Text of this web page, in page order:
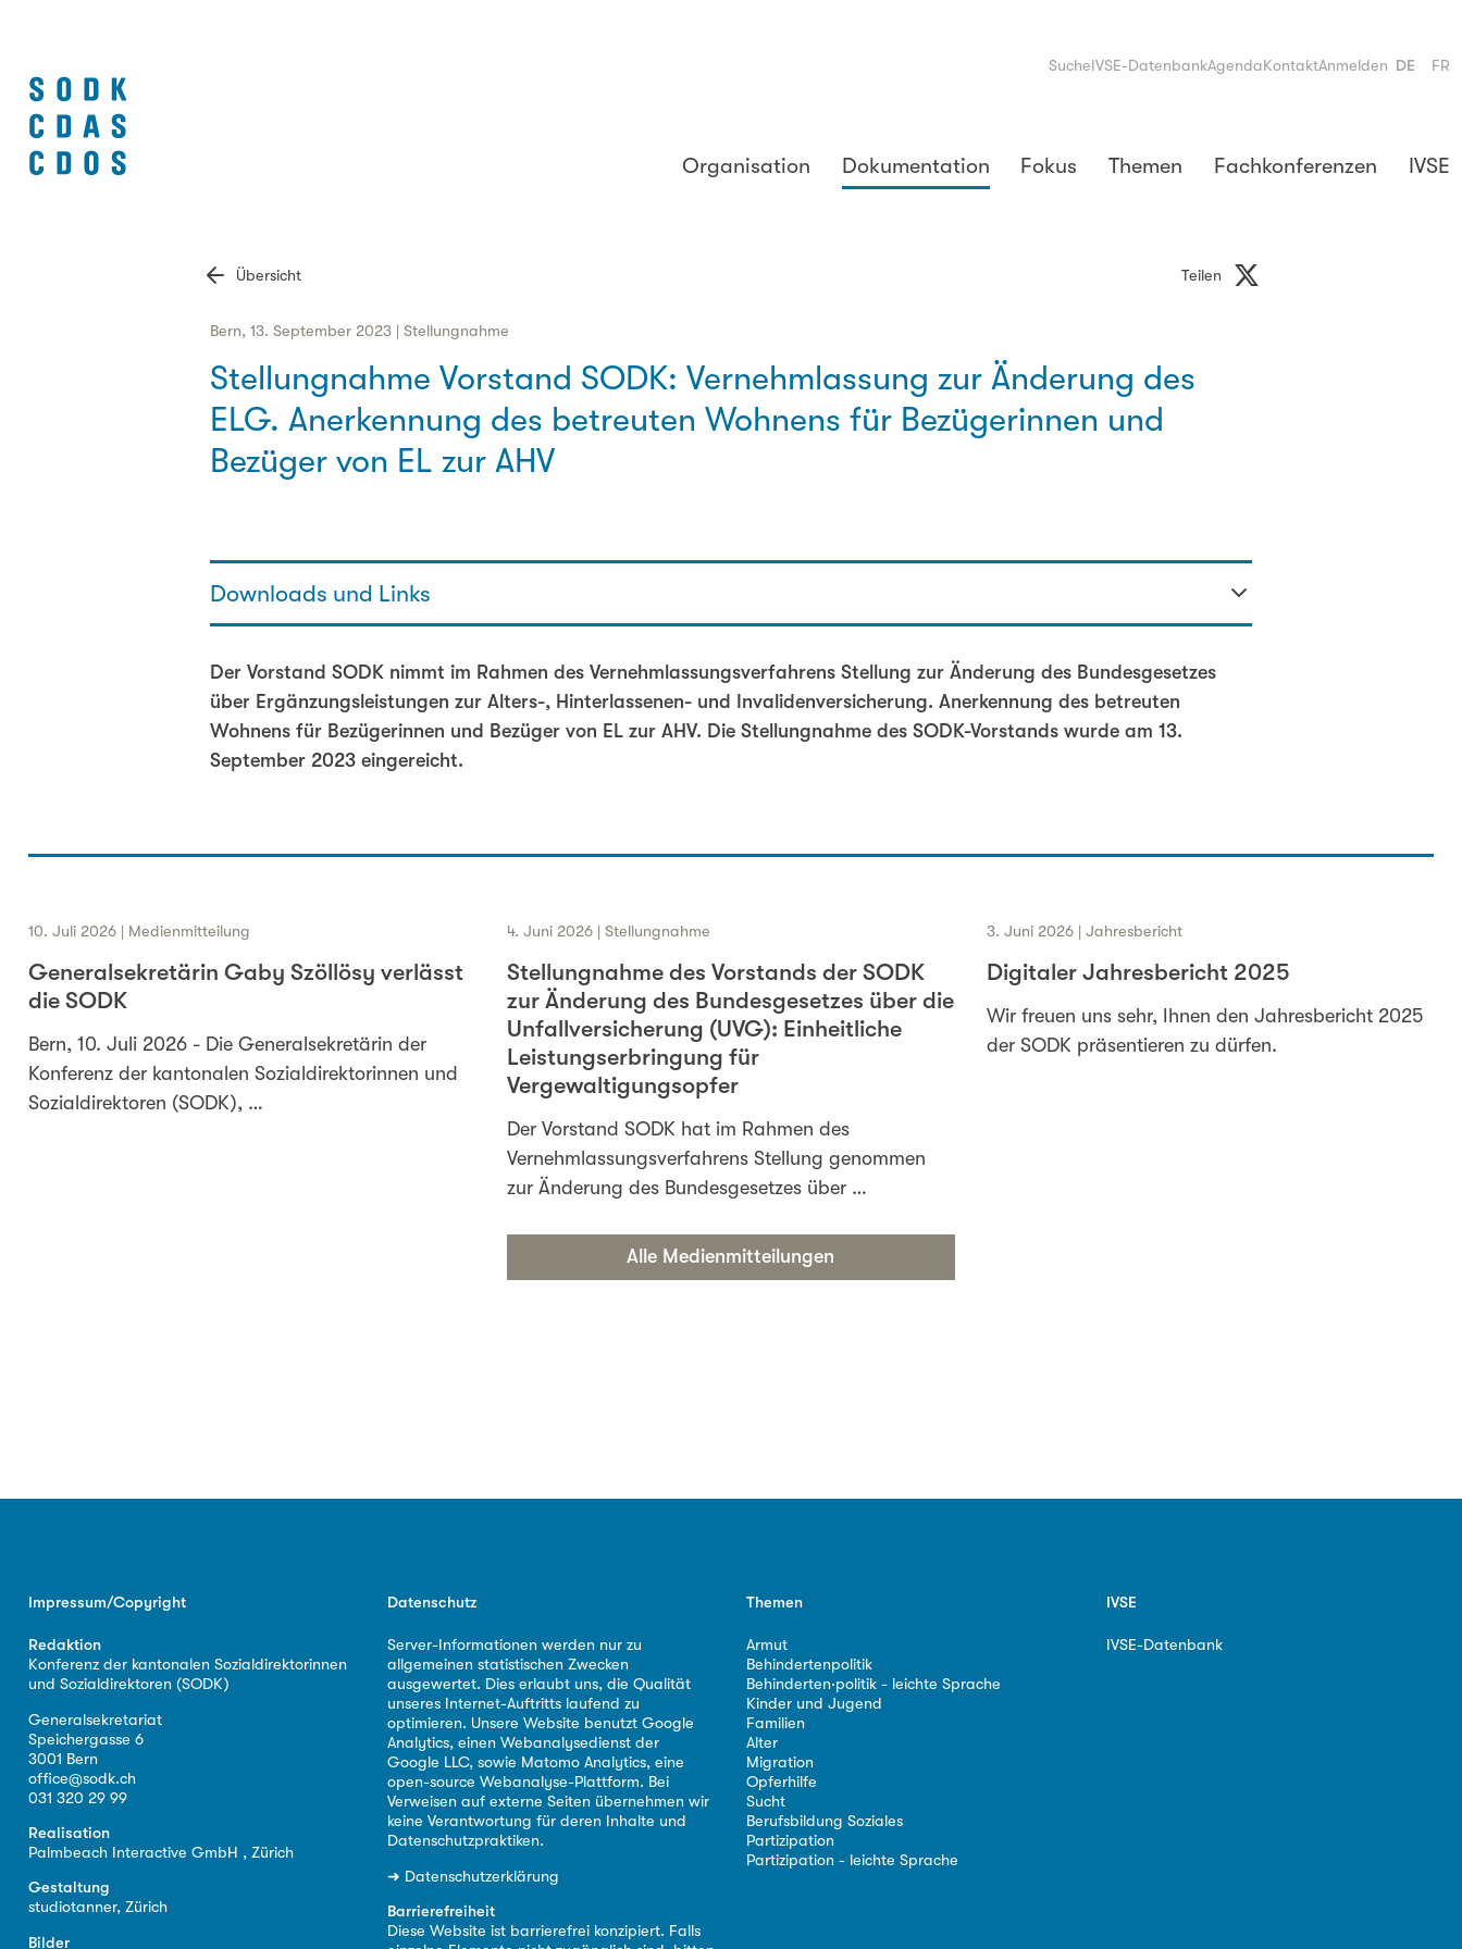
SucheIVSE-DatenbankAgendaKontaktAnmelden DE FR
Organisation Dokumentation Fokus Themen Fachkonferenzen IVSE
Übersicht Teilen
Bern, 13. September 2023 | Stellungnahme
Stellungnahme Vorstand SODK: Vernehmlassung zur Änderung des
ELG. Anerkennung des betreuten Wohnens für Bezügerinnen und
Bezüger von EL zur AHV
Downloads und Links
2023.09.13 Stn Vorstand SODK zur Rev ELG betreutes Wohnen - DE.pdf
Der Vorstand SODK nimmt im Rahmen des Vernehmlassungsverfahrens Stellung zur Änderung des Bundesgesetzes
über Ergänzungsleistungen zur Alters-, Hinterlassenen- und Invalidenversicherung. Anerkennung des betreuten
Wohnens für Bezügerinnen und Bezüger von EL zur AHV. Die Stellungnahme des SODK-Vorstands wurde am 13.
September 2023 eingereicht.
10. Juli 2026 | Medienmitteilung
Generalsekretärin Gaby Szöllösy verlässt
die SODK
Bern, 10. Juli 2026 - Die Generalsekretärin der
Konferenz der kantonalen Sozialdirektorinnen und
Sozialdirektoren (SODK), …
4. Juni 2026 | Stellungnahme
Stellungnahme des Vorstands der SODK
zur Änderung des Bundesgesetzes über die
Unfallversicherung (UVG): Einheitliche
Leistungserbringung für
Vergewaltigungsopfer
Der Vorstand SODK hat im Rahmen des
Vernehmlassungsverfahrens Stellung genommen
zur Änderung des Bundesgesetzes über …
3. Juni 2026 | Jahresbericht
Digitaler Jahresbericht 2025
Wir freuen uns sehr, Ihnen den Jahresbericht 2025
der SODK präsentieren zu dürfen.
Alle Medienmitteilungen
Impressum/Copyright
Redaktion
Konferenz der kantonalen Sozialdirektorinnen
und Sozialdirektoren (SODK)
Generalsekretariat
Speichergasse 6
3001 Bern
office@sodk.ch
031 320 29 99
Realisation
Palmbeach Interactive GmbH , Zürich
Gestaltung
studiotanner, Zürich
Bilder
Datenschutz
Server-Informationen werden nur zu
allgemeinen statistischen Zwecken
ausgewertet. Dies erlaubt uns, die Qualität
unseres Internet-Auftritts laufend zu
optimieren. Unsere Website benutzt Google
Analytics, einen Webanalysedienst der
Google LLC, sowie Matomo Analytics, eine
open-source Webanalyse-Plattform. Bei
Verweisen auf externe Seiten übernehmen wir
keine Verantwortung für deren Inhalte und
Datenschutzpraktiken.
➜ Datenschutzerklärung
Barrierefreiheit
Diese Website ist barrierefrei konzipiert. Falls
Themen
Armut
Behindertenpolitik
Behinderten·politik - leichte Sprache
Kinder und Jugend
Familien
Alter
Migration
Opferhilfe
Sucht
Berufsbildung Soziales
Partizipation
Partizipation - leichte Sprache
IVSE
IVSE-Datenbank